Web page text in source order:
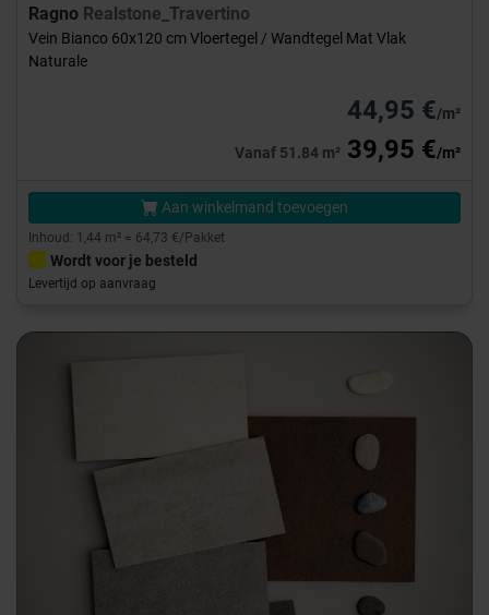
Ragno Realstone_Travertino
Vein Bianco 60x120 cm Vloertegel / Wandtegel Mat Vlak
Naturale
44,95 €/m²
Vanaf 51.84 m² 39,95 €/m²
Aan winkelmand toevoegen
Inhoud: 1,44 m² = 64,73 €/Pakket
Wordt voor je besteld
Levertijd op aanvraag